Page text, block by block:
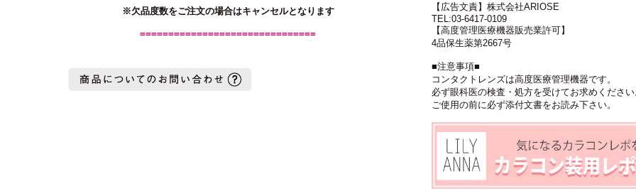
※欠品度数をご注文の場合はキャンセルとなります
===============================
【広告文責】株式会社ARIOSE
TEL:03-6417-0109
【高度管理医療機器販売業許可】
4品保生薬第2667号
■注意事項■
コンタクトレンズは高度医療管理機器です。
必ず眼科医の検査・処方を受けてお求めください
ご使用の前に必ず添付文書をお読み下さい。